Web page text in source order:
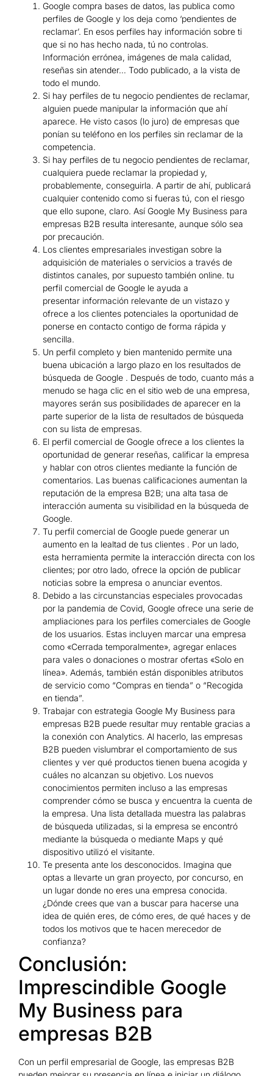
Google compra bases de datos, las publica como
perfiles de Google y los deja como ‘pendientes de
reclamar’. En esos perfiles hay información sobre ti
que si no has hecho nada, tú no controlas.
Información errónea, imágenes de mala calidad,
reseñas sin atender… Todo publicado, a la vista de
todo el mundo.
Si hay perfiles de tu negocio pendientes de reclamar,
alguien puede manipular la información que ahí
aparece. He visto casos (lo juro) de empresas que
ponían su teléfono en los perfiles sin reclamar de la
competencia.
Si hay perfiles de tu negocio pendientes de reclamar,
cualquiera puede reclamar la propiedad y,
probablemente, conseguirla. A partir de ahí, publicará
cualquier contenido como si fueras tú, con el riesgo
que ello supone, claro. Así Google My Business para
empresas B2B resulta interesante, aunque sólo sea
por precaución.
Los clientes empresariales investigan sobre la
adquisición de materiales o servicios a través de
distintos canales, por supuesto también online. tu
perfil comercial de Google le ayuda a
presentar información relevante de un vistazo y
ofrece a los clientes potenciales la oportunidad de
ponerse en contacto contigo de forma rápida y
sencilla.
Un perfil completo y bien mantenido permite una
buena ubicación a largo plazo en los resultados de
búsqueda de Google . Después de todo, cuanto más a
menudo se haga clic en el sitio web de una empresa,
mayores serán sus posibilidades de aparecer en la
parte superior de la lista de resultados de búsqueda
con su lista de empresas.
El perfil comercial de Google ofrece a los clientes la
oportunidad de generar reseñas, calificar la empresa
y hablar con otros clientes mediante la función de
comentarios. Las buenas calificaciones aumentan la
reputación de la empresa B2B; una alta tasa de
interacción aumenta su visibilidad en la búsqueda de
Google.
Tu perfil comercial de Google puede generar un
aumento en la lealtad de tus clientes . Por un lado,
esta herramienta permite la interacción directa con los
clientes; por otro lado, ofrece la opción de publicar
noticias sobre la empresa o anunciar eventos.
Debido a las circunstancias especiales provocadas
por la pandemia de Covid, Google ofrece una serie de
ampliaciones para los perfiles comerciales de Google
de los usuarios. Estas incluyen marcar una empresa
como «Cerrada temporalmente», agregar enlaces
para vales o donaciones o mostrar ofertas «Solo en
línea». Además, también están disponibles atributos
de servicio como “Compras en tienda” o “Recogida
en tienda”.
Trabajar con estrategia Google My Business para
empresas B2B puede resultar muy rentable gracias a
la conexión con Analytics. Al hacerlo, las empresas
B2B pueden vislumbrar el comportamiento de sus
clientes y ver qué productos tienen buena acogida y
cuáles no alcanzan su objetivo. Los nuevos
conocimientos permiten incluso a las empresas
comprender cómo se busca y encuentra la cuenta de
la empresa. Una lista detallada muestra las palabras
de búsqueda utilizadas, si la empresa se encontró
mediante la búsqueda o mediante Maps y qué
dispositivo utilizó el visitante.
Te presenta ante los desconocidos. Imagina que
optas a llevarte un gran proyecto, por concurso, en
un lugar donde no eres una empresa conocida.
¿Dónde crees que van a buscar para hacerse una
idea de quién eres, de cómo eres, de qué haces y de
todos los motivos que te hacen merecedor de
confianza?
Conclusión:
Imprescindible Google
My Business para
empresas B2B
Con un perfil empresarial de Google, las empresas B2B